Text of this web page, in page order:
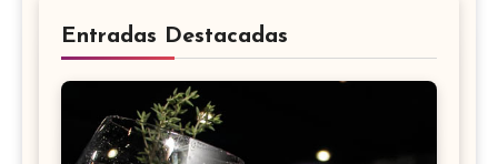
Entradas Destacadas